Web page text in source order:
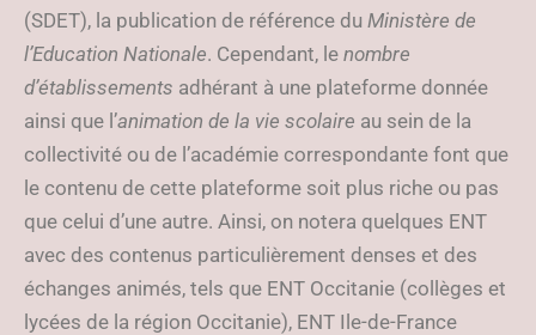
(SDET), la publication de référence du Ministère de
l’Education Nationale. Cependant, le nombre
d’établissements adhérant à une plateforme donnée
ainsi que l’animation de la vie scolaire au sein de la
collectivité ou de l’académie correspondante font que
le contenu de cette plateforme soit plus riche ou pas
que celui d’une autre. Ainsi, on notera quelques ENT
avec des contenus particulièrement denses et des
échanges animés, tels que ENT Occitanie (collèges et
lycées de la région Occitanie), ENT Ile-de-France